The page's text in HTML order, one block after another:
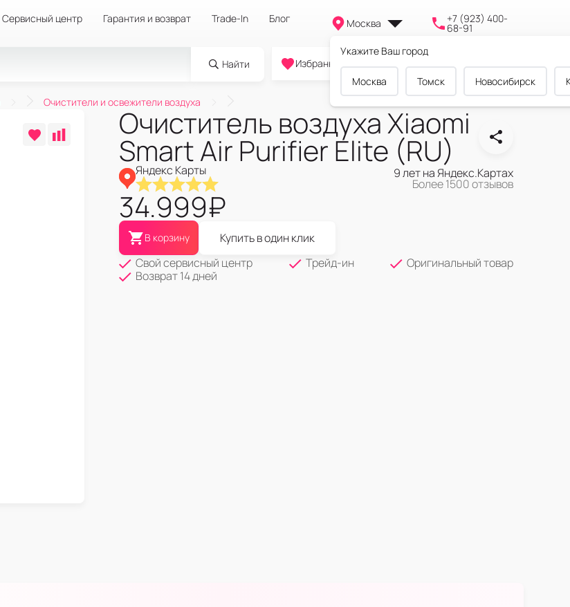
Сервисный центр Гарантия и возврат Trade-In Блог Москва
Укажите Ваш город
Москва Томск Новосибирск
+7 (923) 400-
68-91
Найти
0
Избранное Cравнение Корзина
Очистители и освежители воздуха
Очиститель воздуха Xiaomi
Smart Air Purifier Elite (RU)
Яндекс Карты 9 лет на Яндекс.Картах
Более 1500 отзывов
34.999₽
В корзину
Купить в один клик
Свой сервисный центр
Трейд-ин
Оригинальный товар
Возврат 14 дней